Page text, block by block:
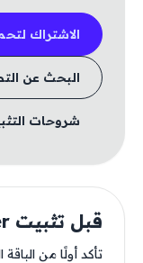
الاشتراك
البحث عن
شروحات
قبل تثبيت DarkTower
تأكد أولًا من